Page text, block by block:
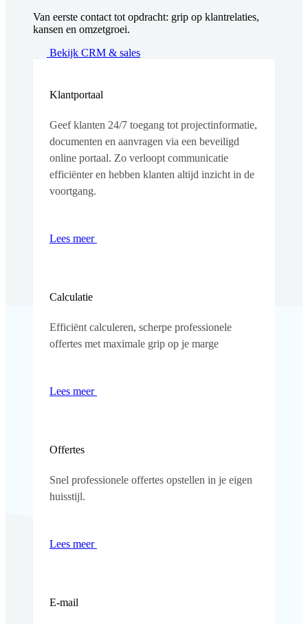
Van eerste contact tot opdracht: grip op klantrelaties,
kansen en omzetgroei.
Bekijk CRM & sales
Klantportaal
Geef klanten 24/7 toegang tot projectinformatie,
documenten en aanvragen via een beveiligd
online portaal. Zo verloopt communicatie
efficiënter en hebben klanten altijd inzicht in de
voortgang.
Lees meer
Calculatie
Efficiënt calculeren, scherpe professionele
offertes met maximale grip op je marge
Lees meer
Offertes
Snel professionele offertes opstellen in je eigen
huisstijl.
Lees meer
E-mail